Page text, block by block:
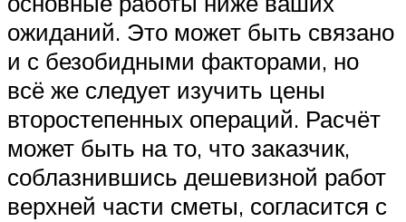
ожиданий. Это может быть связано
и с безобидными факторами, но
всё же следует изучить цены
второстепенных операций. Расчёт
может быть на то, что заказчик,
соблазнившись дешевизной работ
верхней части сметы, согласится с